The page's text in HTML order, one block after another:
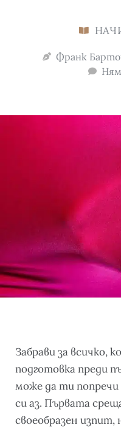
Франк
Забрави за всичко,
подготовка преди
може да ти
си аз. Първата
своеобразен